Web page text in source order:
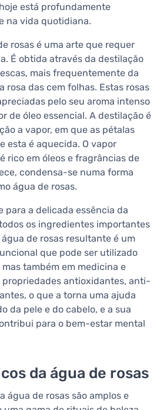
está profundamente
na vida quotidiana.
rosas é uma arte que requer
É obtida através da destilação
mais frequentemente da
rosa das cem folhas. Estas rosas
pelo seu aroma intenso
de óleo essencial. A destilação é
a vapor, em que as pétalas
esta é aquecida. O vapor
rico em óleos e fragrâncias de
condensa-se numa forma
água de rosas.
para a delicada essência da
os ingredientes importantes
de rosas resultante é um
que pode ser utilizado
também em medicina e
propriedades antioxidantes, anti-
o que a torna uma ajuda
da pele e do cabelo, e a sua
para o bem-estar mental
da água de rosas
água de rosas são amplos e